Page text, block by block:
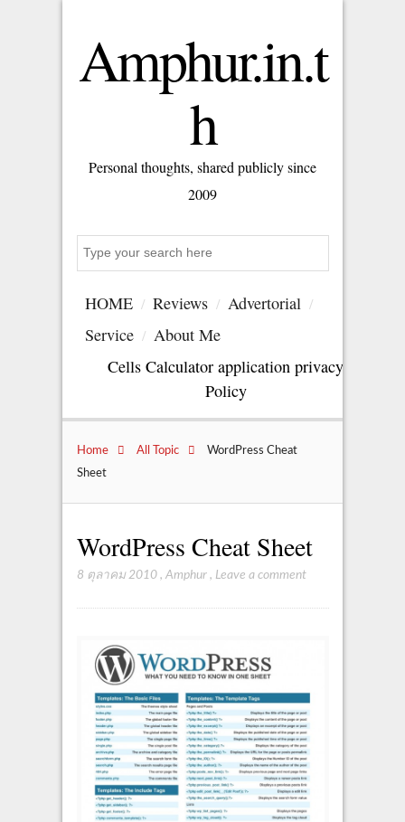
Amphur.in.t
h
Personal thoughts, shared publicly since
2009
e
HOME Reviews
Advertorial
Service
About Me
Cells Calculator application privacy
Policy
Home All Topic WordPress Cheat
Sheet
WordPress Cheat Sheet
8 ตุลาคม 2010, Amphur, Leave a comment